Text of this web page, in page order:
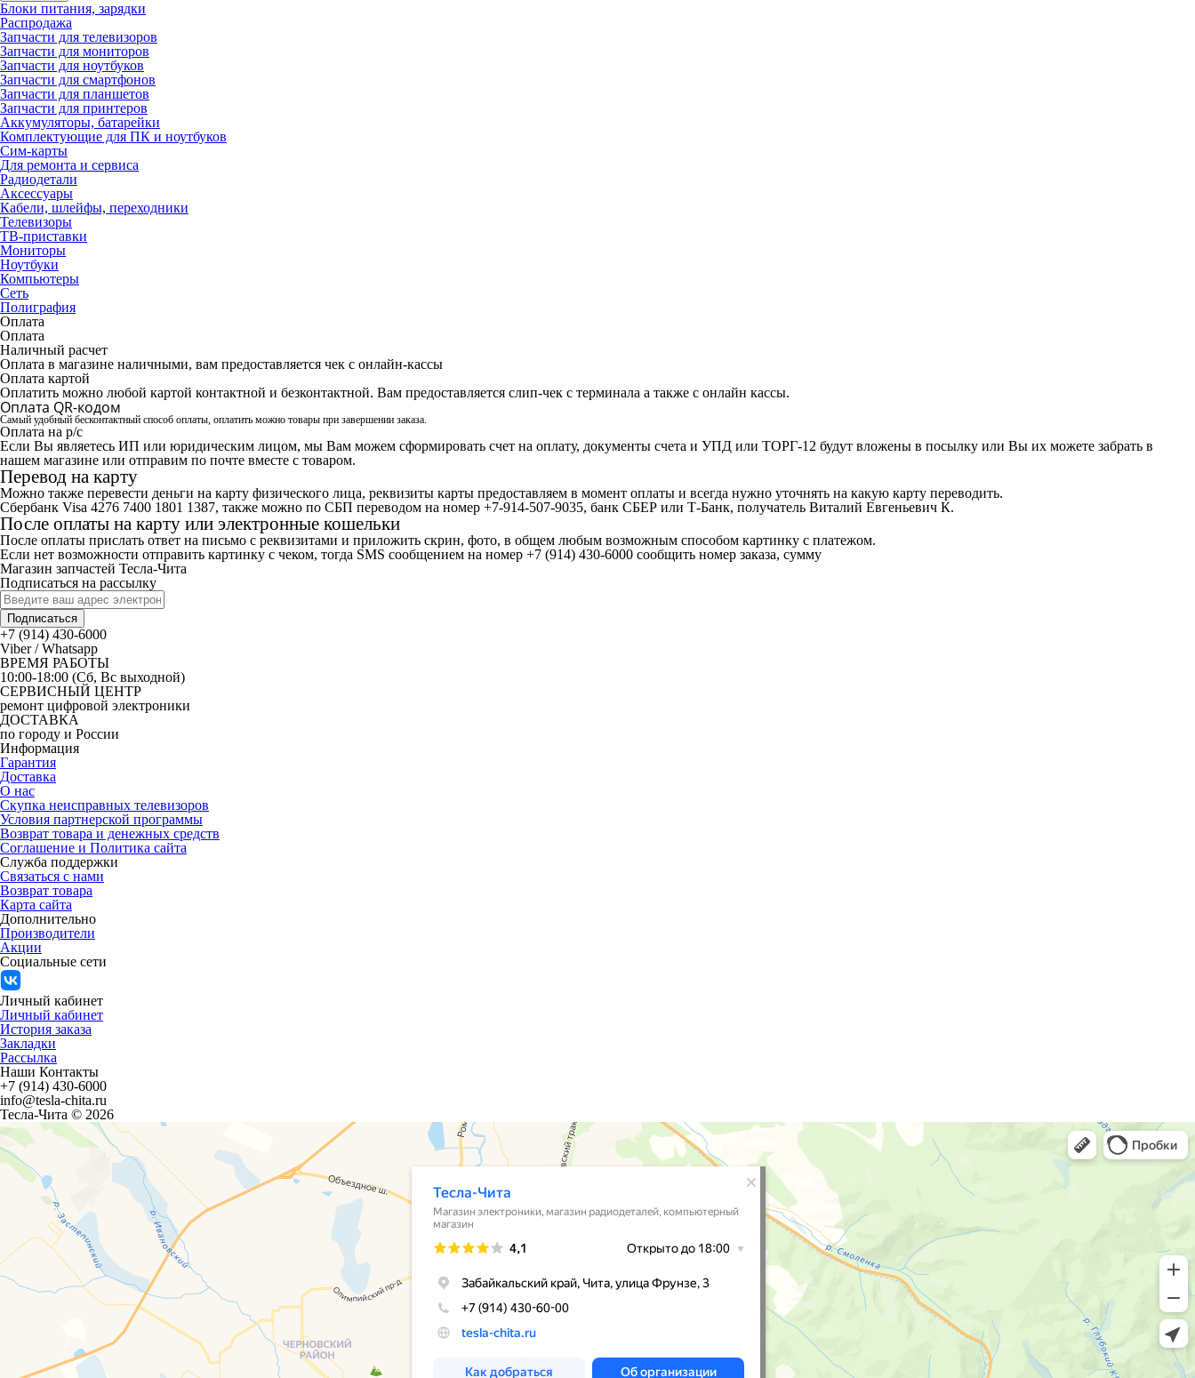
Блоки питания, зарядки
Распродажа
Запчасти для телевизоров
Запчасти для мониторов
Запчасти для ноутбуков
Запчасти для смартфонов
Запчасти для планшетов
Запчасти для принтеров
Аккумуляторы, батарейки
Комплектующие для ПК и ноутбуков
Сим-карты
Для ремонта и сервиса
Радиодетали
Аксессуары
Кабели, шлейфы, переходники
Телевизоры
ТВ-приставки
Мониторы
Ноутбуки
Компьютеры
Сеть
Полиграфия
Оплата
Оплата
Наличный расчет
Оплата в магазине наличными, вам предоставляется чек с онлайн-кассы
Оплата картой
Оплатить можно любой картой контактной и безконтактной. Вам предоставляется слип-чек с терминала а также с онлайн кассы.
Оплата QR-кодом
Самый удобный бесконтактный способ оплаты, оплатить можно товары при завершении заказа.
Оплата на р/с
Если Вы являетесь ИП или юридическим лицом, мы Вам можем сформировать счет на оплату, документы счета и УПД или ТОРГ-12 будут вложены в посылку или Вы их можете забрать в
нашем магазине или отправим по почте вместе с товаром.
Перевод на карту
Можно также перевести деньги на карту физического лица, реквизиты карты предоставляем в момент оплаты и всегда нужно уточнять на какую карту переводить.
Сбербанк Visa 4276 7400 1801 1387, также можно по СБП переводом на номер +7-914-507-9035, банк СБЕР или Т-Банк, получатель Виталий Евгеньевич К.
После оплаты на карту или электронные кошельки
После оплаты прислать ответ на письмо с реквизитами и приложить скрин, фото, в общем любым возможным способом картинку с платежом.
Если нет возможности отправить картинку с чеком, тогда SMS сообщением на номер +7 (914) 430-6000 сообщить номер заказа, сумму
Магазин запчастей Тесла-Чита
Подписаться на рассылку
Подписаться
+7 (914) 430-6000
Viber / Whatsapp
ВРЕМЯ РАБОТЫ
10:00-18:00 (Сб, Вс выходной)
СЕРВИСНЫЙ ЦЕНТР
ремонт цифровой электроники
ДОСТАВКА
по городу и России
Информация
Гарантия
Доставка
О нас
Скупка неисправных телевизоров
Условия партнерской программы
Возврат товара и денежных средств
Соглашение и Политика сайта
Служба поддержки
Связаться с нами
Возврат товара
Карта сайта
Дополнительно
Производители
Акции
Социальные сети
Личный кабинет
Личный кабинет
История заказа
Закладки
Рассылка
Наши Контакты
+7 (914) 430-6000
info@tesla-chita.ru
Тесла-Чита © 2026